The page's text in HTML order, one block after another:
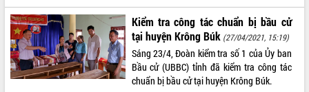
Thứ trưởng Bộ Nông nghiệp và Môi
trường Nguyễn Hoàng Hiệp khảo sát
vùng trồng và doanh nghiệp đóng gói
sầu riêng tại Đắk Lắk
Trình diễn nghệ thuật chế biến các
món ăn từ sầu riêng
Kiểm tra công tác chuẩn bị bầu cử
tại huyện Krông Búk (27/04/2021, 15:19)
Sáng 23/4, Đoàn kiểm tra số 1 của Ủy ban
Bầu cử (UBBC) tỉnh đã kiểm tra công tác
chuẩn bị bầu cử tại huyện Krông Búk.